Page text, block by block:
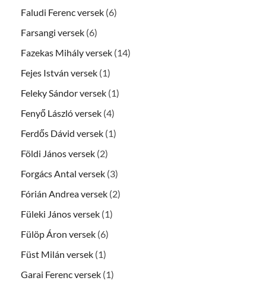
Faludi Ferenc versek (6)
Farsangi versek (6)
Fazekas Mihály versek (14)
Fejes István versek (1)
Feleky Sándor versek (1)
Fenyő László versek (4)
Ferdős Dávid versek (1)
Földi János versek (2)
Forgács Antal versek (3)
Fórián Andrea versek (2)
Füleki János versek (1)
Fülöp Áron versek (6)
Füst Milán versek (1)
Garai Ferenc versek (1)